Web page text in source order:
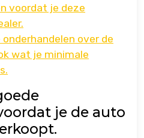
voordat je deze
over de
wat je minimale
je de auto